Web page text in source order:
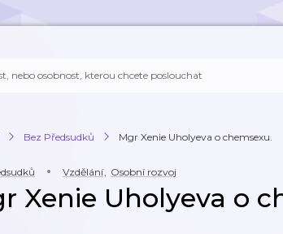
Bez Předsudků Mgr Xenie Uholyeva o chemsexu.
Vzdělání, Osobní rozvoj
Xenie Uholyeva o